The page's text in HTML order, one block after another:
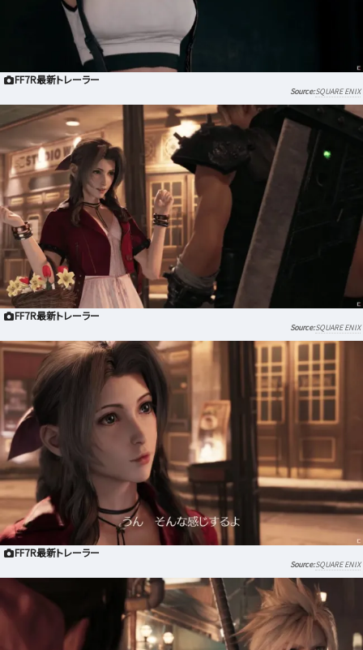
FF7R最新トレーラー
SQUARE ENIX
FF7R最新トレーラー
SQUARE ENIX
FF7R最新トレーラー
SQUARE ENIX